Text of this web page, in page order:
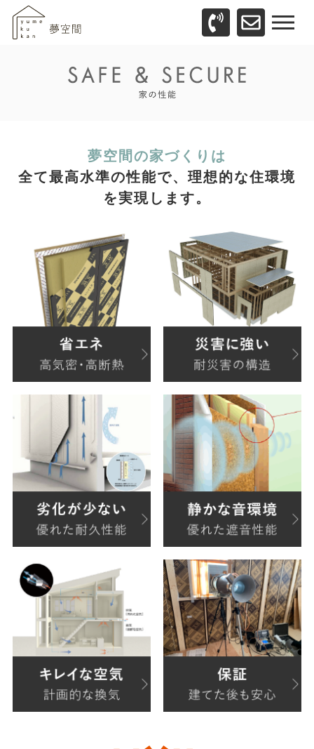
夢空間の家づくりは
全て最高水準の性能で、理想的な住環境
を実現します。